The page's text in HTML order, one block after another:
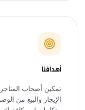
أهدافنا
تمكين أصحاب
الإيجار والبيع من